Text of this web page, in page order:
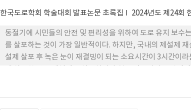
한국도로학회 학술대회 발표논문 초록집 2024년도 제24회
동절기에 시민들의 안전 및 편리성을 위하여 도로 유지 보수
를 살포하는 것이 가장 일반적이다. 하지만, 국내의 제설제
설제 살포 후 녹은 눈이 재결빙이 되는 소요시간이 3시간이
무분별한 제설제 살포는 과다 살포로 이루어져 환경 및 구